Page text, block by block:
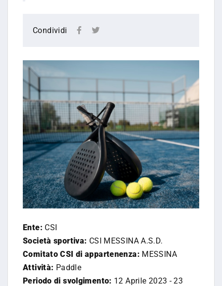
Condividi
Ente: CSI
Società sportiva: CSI MESSINA A.S.D.
Comitato CSI di appartenenza: MESSINA
Attività: Paddle
Periodo di svolgimento: 12 Aprile 2023 - 23